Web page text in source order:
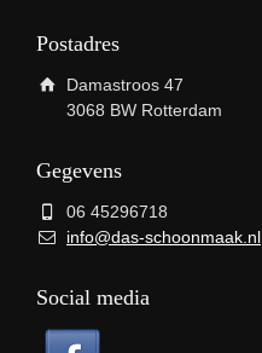
Postadres
Damastroos 47
3068 BW Rotterdam
Gegevens
06 45296718
info@das-schoonmaak.nl
Social media